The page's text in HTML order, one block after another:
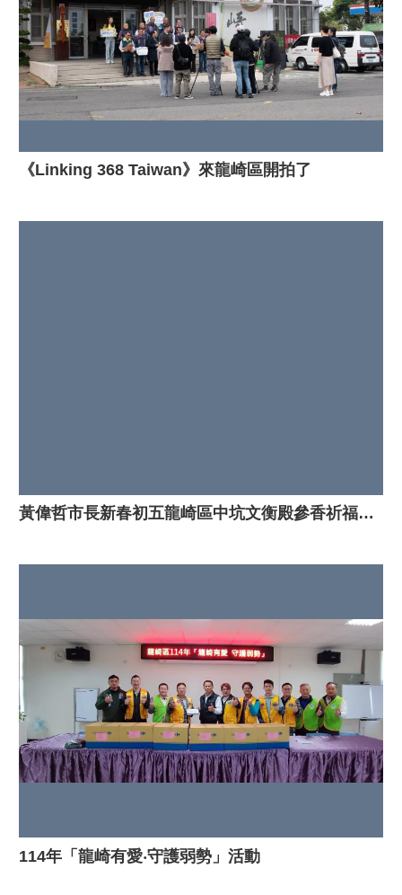
《Linking 368 Taiwan》來龍崎區開拍了
黃偉哲市長新春初五龍崎區中坑文衡殿參香祈福，向民眾拜年、發紅包！
114年「龍崎有愛‧守護弱勢」活動